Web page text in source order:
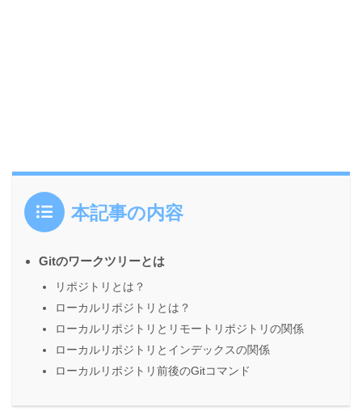
本記事の内容
Gitのワークツリーとは
リポジトリとは？
ローカルリポジトリとは？
ローカルリポジトリとリモートリポジトリの関係
ローカルリポジトリとインデックスの関係
ローカルリポジトリ前後のGitコマンド